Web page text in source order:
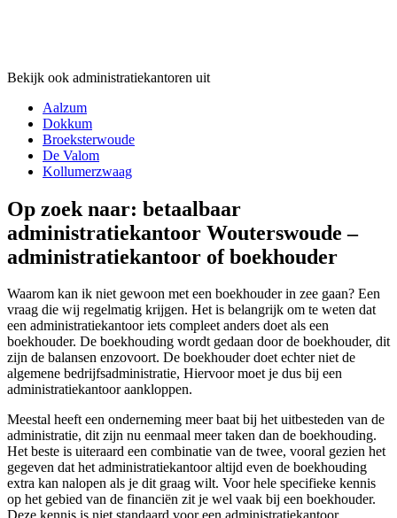
Bekijk ook administratiekantoren uit
Aalzum
Dokkum
Broeksterwoude
De Valom
Kollumerzwaag
Op zoek naar: betaalbaar
administratiekantoor Wouterswoude –
administratiekantoor of boekhouder
Waarom kan ik niet gewoon met een boekhouder in zee gaan? Een
vraag die wij regelmatig krijgen. Het is belangrijk om te weten dat
een administratiekantoor iets compleet anders doet als een
boekhouder. De boekhouding wordt gedaan door de boekhouder, dit
zijn de balansen enzovoort. De boekhouder doet echter niet de
algemene bedrijfsadministratie, Hiervoor moet je dus bij een
administratiekantoor aankloppen.
Meestal heeft een onderneming meer baat bij het uitbesteden van de
administratie, dit zijn nu eenmaal meer taken dan de boekhouding.
Het beste is uiteraard een combinatie van de twee, vooral gezien het
gegeven dat het administratiekantoor altijd even de boekhouding
extra kan nalopen als je dit graag wilt. Voor hele specifieke kennis
op het gebied van de financiën zit je wel vaak bij een boekhouder.